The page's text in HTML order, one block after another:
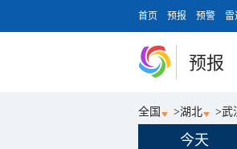
首页 预报 预警 雷
预报
全国 >湖北 >武
今天